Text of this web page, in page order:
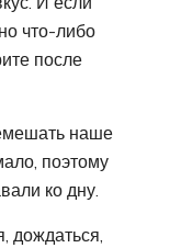
что-либо
после
наше
поэтому
ко дну.
дождаться,